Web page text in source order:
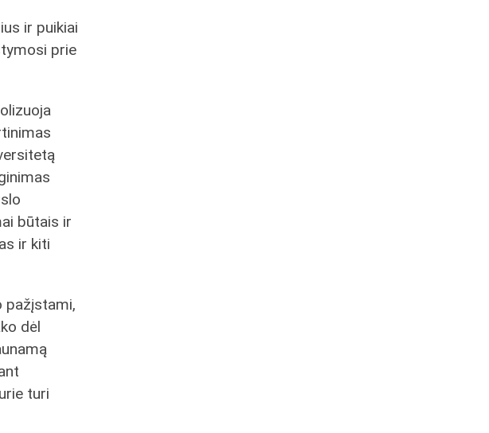
ir puikiai
prie
būtais ir
ir kiti
pažįstami,
dėl
turi